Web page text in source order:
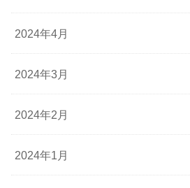
2024年4月
2024年3月
2024年2月
2024年1月